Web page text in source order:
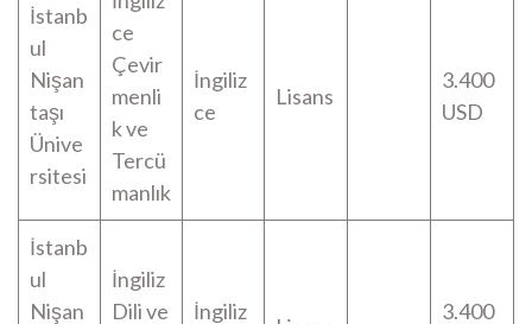
İstanb
ul
Nişan
taşı
Ünive
rsitesi
ce
Çevir
menli
k ve
Tercü
manlık
İngiliz
ce
Lisans
3.400
USD
İstanb
ul
Nişan
İngiliz
Dili ve
İngiliz
3.400